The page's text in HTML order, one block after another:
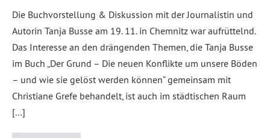
Die Buchvorstellung & Diskussion mit der Journalistin und
Autorin Tanja Busse am 19. 11. in Chemnitz war aufrüttelnd.
Das Interesse an den drängenden Themen, die Tanja Busse
im Buch „Der Grund – Die neuen Konflikte um unsere Böden
– und wie sie gelöst werden können“ gemeinsam mit
Christiane Grefe behandelt, ist auch im städtischen Raum
[…]